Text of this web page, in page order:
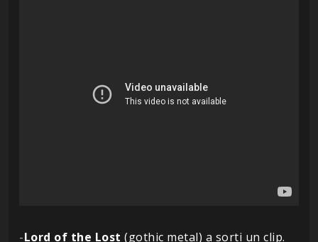
-Lord of the Lost (gothic metal) a sorti un clip.